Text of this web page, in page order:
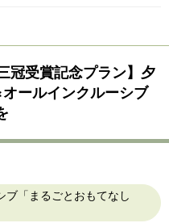
冠受賞記念プラン】夕
ールインクルーシブ
ブ「まるごとおもてなし